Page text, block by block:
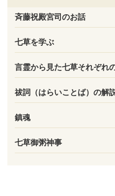
斉藤祝殿宮司のお話
七草を学ぶ
言霊から見た七草それぞれ
祓詞（はらいことば）の解
鎮魂
七草御粥神事